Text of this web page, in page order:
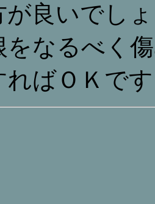
が良いでし
をなるべく
ればＯＫで